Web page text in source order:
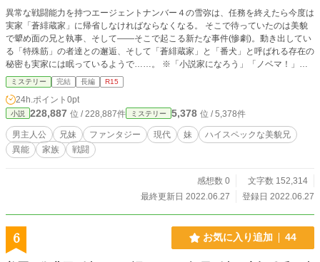
異常な戦闘能力を持つエージェントナンバー４の雪弥は、任務を終えたら今度は
実家「蒼緋蔵家」に帰省しなければならなくなる。 そこで待っていたのは美貌
で顰め面の兄と執事、そして――そこで起こる新たな事件(惨劇)。動き出してい
る「特殊筋」の者達との邂逅、そして「蒼緋蔵家」と「番犬」と呼ばれる存在の
秘密も実家には眠っているようで……。 ※「小説家になろう」「ノベマ！」
「カクヨム」にも掲載しています。
ミステリー 完結 長編 R15
24h.ポイント 0pt
小説 228,887 位 / 228,887件 ミステリー 5,378 位 / 5,378件
男主人公 兄妹 ファンタジー 現代 妹
ハイスペックな美貌兄
異能
家族 戦闘
感想数 0
文字数 152,314
最終更新日 2022.06.27
登録日 2022.06.27
6 お気に入り追加 44